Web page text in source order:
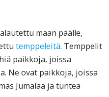
maan päälle,
temppeleitä. Temppelit
paikkoja, joissa
Ne ovat paikkoja, joissa
Jumalaa ja tuntea